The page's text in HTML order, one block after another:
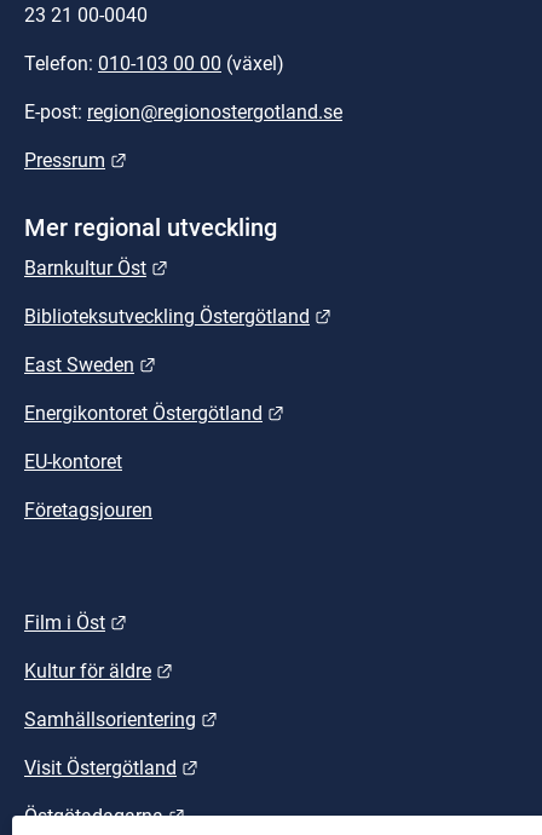
23 21 00-0040
Telefon: 010-103 00 00 (växel)
E-post: region@regionostergotland.se
Pressrum
Mer regional utveckling
Barnkultur Öst
Biblioteksutveckling Östergötland
East Sweden
Energikontoret Östergötland
EU-kontoret
Företagsjouren
Film i Öst
Kultur för äldre
Samhällsorientering
Visit Östergötland
Östgötadagarna Länk till annan webbplats.